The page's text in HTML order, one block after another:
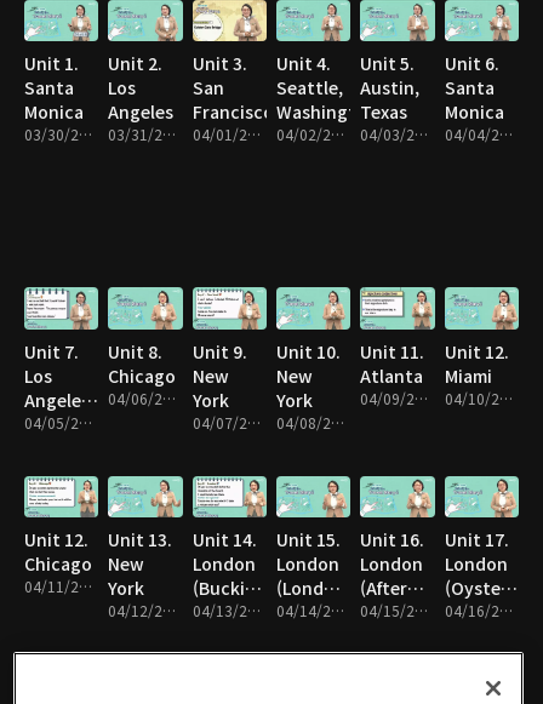
Unit 1.
Santa
Monica
03/30/2020 • 11분
Unit 2.
Los
Angeles
03/31/2020 • 11분
Unit 3.
San
Francisco
04/01/2020 • 11분
Unit 4.
Seattle,
Washington
04/02/2020 • 11분
Unit 5.
Austin,
Texas
04/03/2020 • 11분
Unit 6.
Santa
Monica
04/04/2020 • 11분
Unit 7.
Los
Angeles,
California
04/05/2020 • 11분
Unit 8.
Chicago
04/06/2020 • 11분
Unit 9.
New
York
04/07/2020 • 11분
Unit 10.
New
York
04/08/2020 • 11분
Unit 11.
Atlanta
04/09/2020 • 11분
Unit 12.
Miami
04/10/2020 • 11분
Unit 12.
Chicago
04/11/2020 • 11분
Unit 13.
New
York
04/12/2020 • 11분
Unit 14.
London
(Buckingham
Palace)04/13/2020 • 11분
Unit 15.
London
(London
Eye)
04/14/2020 • 10분
Unit 16.
London
(Afternoon
Tea)
04/15/2020 • 11분
Unit 17.
London
(Oyster
Card) 04/16/2020 • 11분